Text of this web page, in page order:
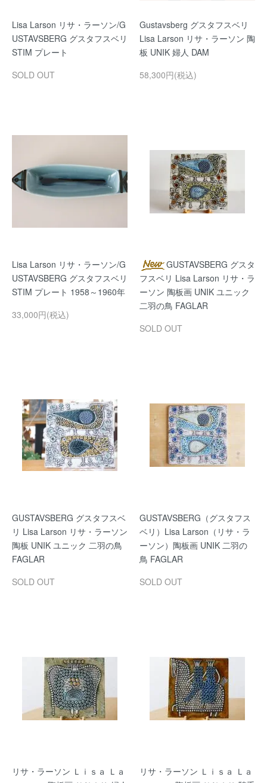
Lisa Larson リサ・ラーソン/G
USTAVSBERG グスタフスベリ
STIM プレート
SOLD OUT
Gustavsberg グスタフスベリ
Lisa Larson リサ・ラーソン 陶
板 UNIK 婦人 DAM
58,300円(税込)
Lisa Larson リサ・ラーソン/G
USTAVSBERG グスタフスベリ
STIM プレート 1958～1960年
33,000円(税込)
GUSTAVSBERG グスタ
フスベリ Lisa Larson リサ・ラ
ーソン 陶板画 UNIK ユニック
二羽の鳥 FAGLAR
SOLD OUT
GUSTAVSBERG グスタフスベ
リ Lisa Larson リサ・ラーソン
陶板 UNIK ユニック 二羽の鳥
FAGLAR
SOLD OUT
GUSTAVSBERG（グスタフス
ベリ）Lisa Larson（リサ・ラ
ーソン）陶板画 UNIK 二羽の
鳥 FAGLAR
SOLD OUT
リサ・ラーソン Ｌｉｓａ Ｌａ
リサ・ラーソン Ｌｉｓａ Ｌａ